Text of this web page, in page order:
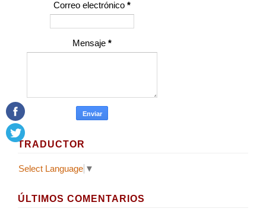
Correo electrónico *
Mensaje *
TRADUCTOR
Select Language ▼
ÚLTIMOS COMENTARIOS